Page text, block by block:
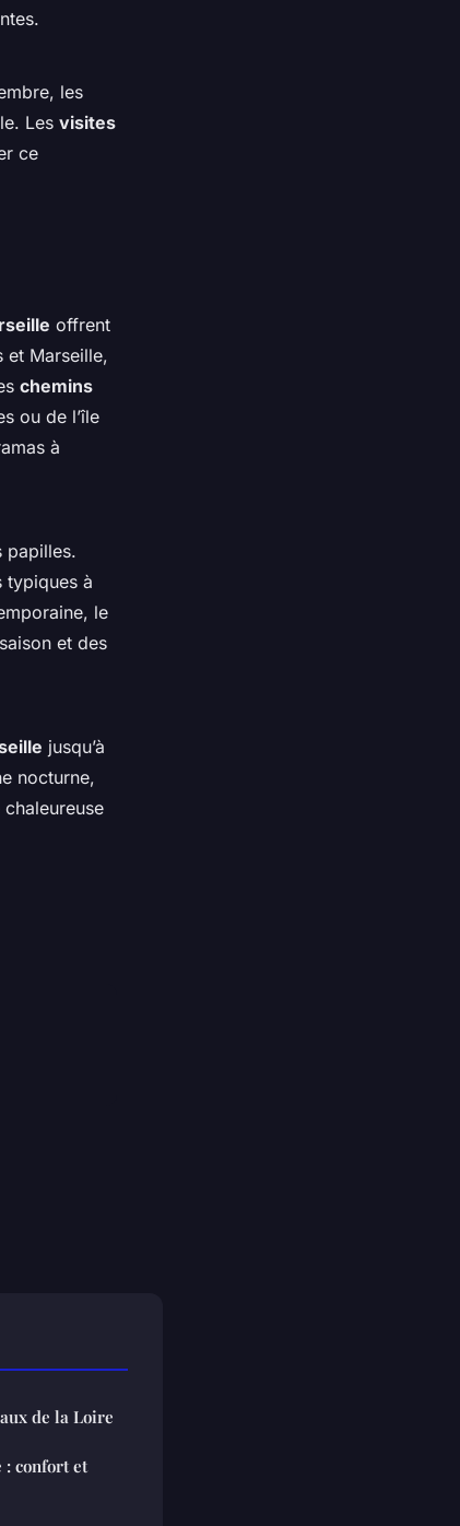
les
Les visites
ce
offrent
et Marseille,
chemins
ou de l’île
à
papilles.
typiques à
le
et des
jusqu’à
nocturne,
de la Loire
: confort et